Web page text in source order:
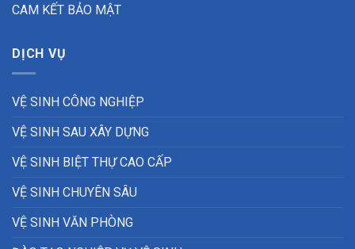
CAM KẾT BẢO MẬT
DỊCH VỤ
VỆ SINH CÔNG NGHIỆP
VỆ SINH SAU XÂY DỰNG
VỆ SINH BIỆT THỰ CAO CẤP
VỆ SINH CHUYÊN SÂU
VỆ SINH VĂN PHÒNG